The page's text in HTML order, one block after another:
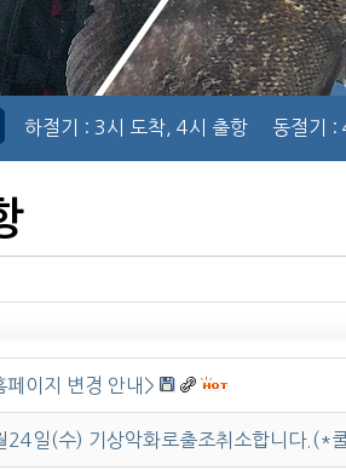
하절기 : 3시 도착, 4시 출항 동절기 :
페이지 변경 안내>
24일(수) 기상악화로출조취소합니다.(*